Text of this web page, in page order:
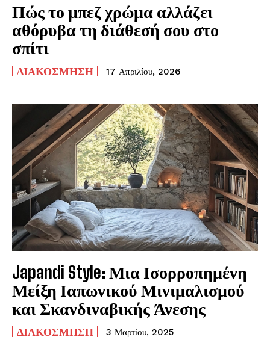
Πώς το μπεζ χρώμα αλλάζει
αθόρυβα τη διάθεσή σου στο
σπίτι
ΔΙΑΚΌΣΜΗΣΗ 17 Απριλίου, 2026
Japandi Style: Μια Ισορροπημένη
Μείξη Ιαπωνικού Μινιμαλισμού
και Σκανδιναβικής Άνεσης
ΔΙΑΚΌΣΜΗΣΗ 3 Μαρτίου, 2025